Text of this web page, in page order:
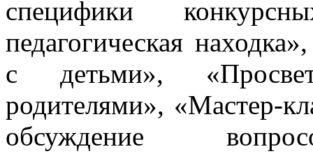
специфики
педагогическая
с детьми»,
родителями», «Мастер-
обсуждение